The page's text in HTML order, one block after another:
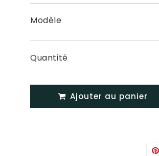
Modèle
Quantité
Ajouter au panier